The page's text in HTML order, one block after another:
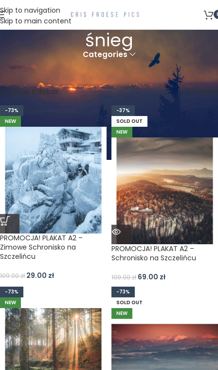
Skip to navigation
Skip to main content
śnieg
Categories
Strona główna
Show sidebar Filters
-73%
NEW
PROMOCJA! PLAKAT A2 –
Zimowe Schronisko na
Szczelińcu
109.00zł 29.00 zł
-37%
SOLD OUT
NEW
PROMOCJA! PLAKAT A2 –
Schronisko na Szczelińcu
109.00zł 69.00 zł
-73%
NEW
-73%
SOLD OUT
NEW